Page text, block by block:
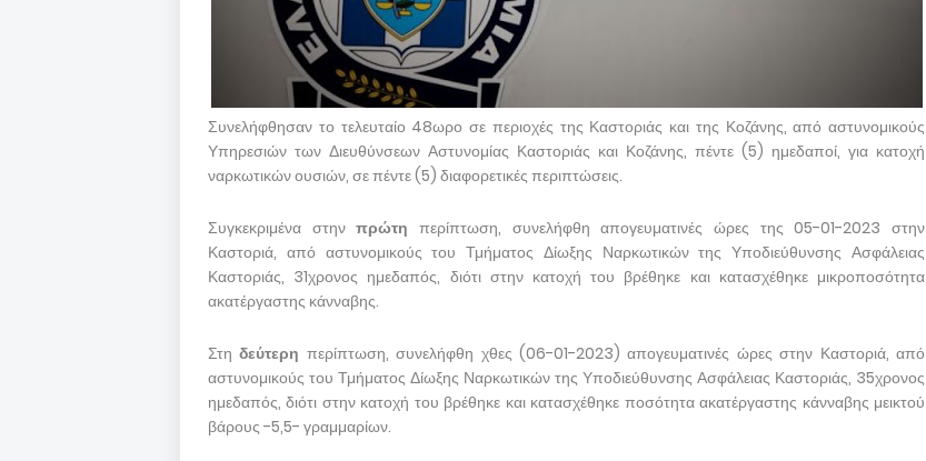
Συνελήφθησαν το τελευταίο 48ωρο σε περιοχές της Καστοριάς και της Κοζάνης, από αστυνομικούς
Υπηρεσιών των Διευθύνσεων Αστυνομίας Καστοριάς και Κοζάνης, πέντε (5) ημεδαποί, για κατοχή
ναρκωτικών ουσιών, σε πέντε (5) διαφορετικές περιπτώσεις.
Συγκεκριμένα στηνπρώτη περίπτωση, συνελήφθη απογευματινές ώρες της 05-01-2023 στην
Καστοριά, από αστυνομικούς του Τμήματος Δίωξης Ναρκωτικών της Υποδιεύθυνσης Ασφάλειας
Καστοριάς, 31χρονος ημεδαπός, διότι στην κατοχή του βρέθηκε και κατασχέθηκε μικροποσότητα
ακατέργαστης κάνναβης.
Στηδεύτερη περίπτωση, συνελήφθη χθες (06-01-2023) απογευματινές ώρες στην Καστοριά, από
αστυνομικούς του Τμήματος Δίωξης Ναρκωτικών της Υποδιεύθυνσης Ασφάλειας Καστοριάς, 35χρονος
ημεδαπός, διότι στην κατοχή του βρέθηκε και κατασχέθηκε ποσότητα ακατέργαστης κάνναβης μεικτού
βάρους -5,5- γραμμαρίων.